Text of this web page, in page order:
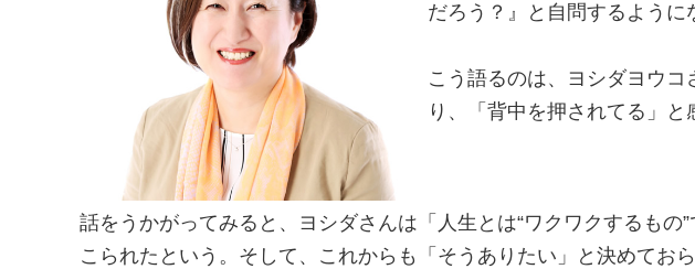
だろう？』と自問するように
こう語るのは、ヨシダヨウコ
り、「背中を押されてる」と
話をうかがってみると、ヨシダさんは「人生とは“ワクワクするも
こられたという。そして、これからも「そうありたい」と決めてお